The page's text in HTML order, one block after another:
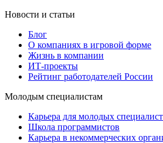
Новости и статьи
Блог
О компаниях в игровой форме
Жизнь в компании
ИТ-проекты
Рейтинг работодателей России
Молодым специалистам
Карьера для молодых
Школа программистов
Карьера в некоммерческих